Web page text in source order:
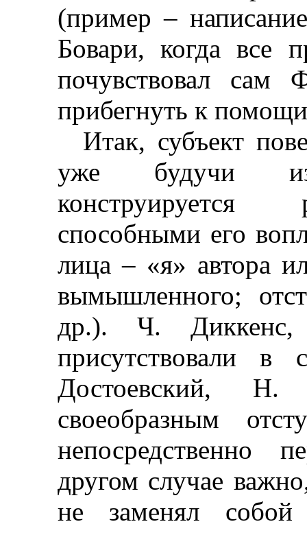
(пример–
Бовари, когда все
почувствовал
прибегнуть к
Итак, субъект
уже будучи
конструируется
способными его
лица–«я» автора
вымышленного;
др.). Ч. Диккенс,
присутствовали в
Достоевский,
своеобразным
непосредственно
другом случае
не заменял